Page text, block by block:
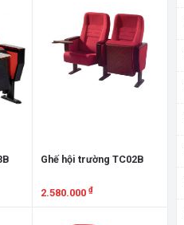
Ghế hội trường TC02B
2.580.000₫